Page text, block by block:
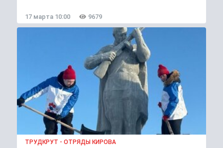
17 марта 10:00 9679
ТРУДКРУТ - ОТРЯДЫ КИРОВА